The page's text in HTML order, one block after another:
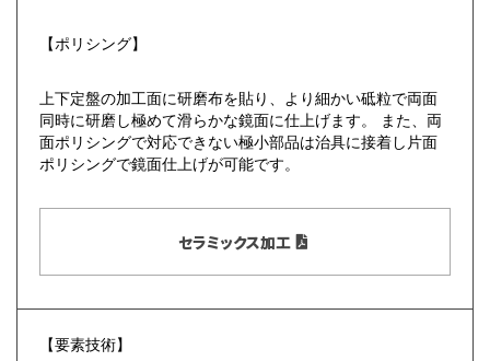
【ポリシング】
上下定盤の加工面に研磨布を貼り、より細かい砥粒で両面
同時に研磨し極めて滑らかな鏡面に仕上げます。 また、両
面ポリシングで対応できない極小部品は治具に接着し片面
ポリシングで鏡面仕上げが可能です。
セラミックス加工
【要素技術】